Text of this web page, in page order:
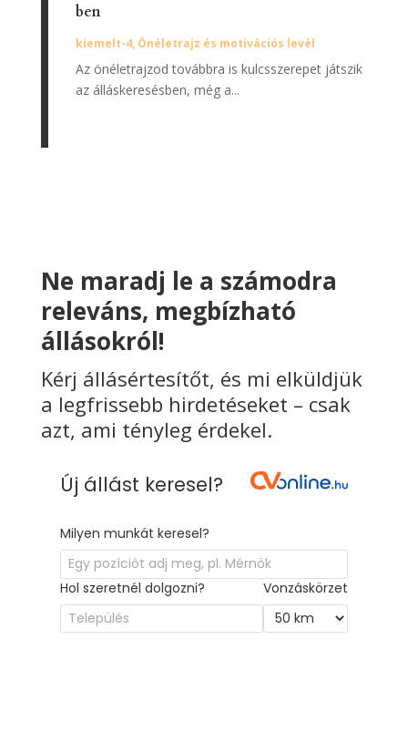
ben
kiemelt-4, Önéletrajz és motivációs levél
Az önéletrajzod továbbra is kulcsszerepet játszik
az álláskeresésben, még a...
Ne maradj le a számodra
releváns, megbízható
állásokról!
Kérj állásértesítőt, és mi elküldjük
a legfrissebb hirdetéseket – csak
azt, ami tényleg érdekel.